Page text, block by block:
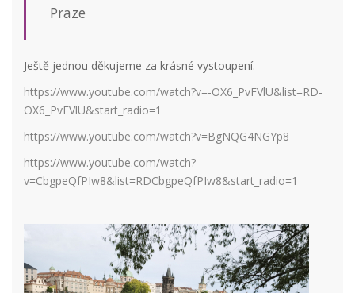
Praze
Ještě jednou děkujeme za krásné vystoupení.
https://www.youtube.com/watch?v=-OX6_PvFVlU&list=RD-
OX6_PvFVlU&start_radio=1
https://www.youtube.com/watch?v=BgNQG4NGYp8
https://www.youtube.com/watch?
v=CbgpeQfPIw8&list=RDCbgpeQfPIw8&start_radio=1